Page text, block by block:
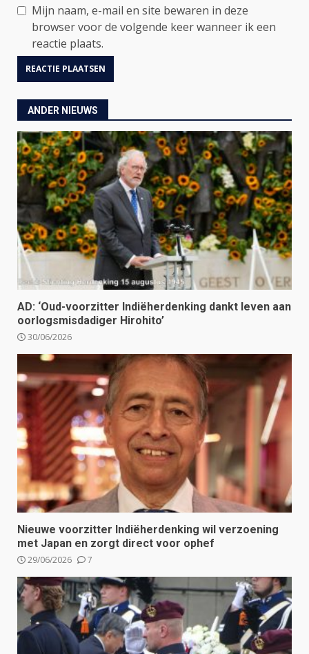
Mijn naam, e-mail en site bewaren in deze
browser voor de volgende keer wanneer ik een
reactie plaats.
ANDER NIEUWS
AD: ‘Oud-voorzitter Indiëherdenking dankt leven aan
oorlogsmisdadiger Hirohito’
30/06/2026
Nieuwe voorzitter Indiëherdenking wil verzoening
met Japan en zorgt direct voor ophef
29/06/2026 7